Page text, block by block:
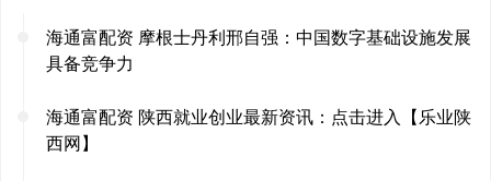
海通富配资 摩根士丹利邢自强：中国数字基础设施发展
具备竞争力
海通富配资 陕西就业创业最新资讯：点击进入【乐业陕
西网】